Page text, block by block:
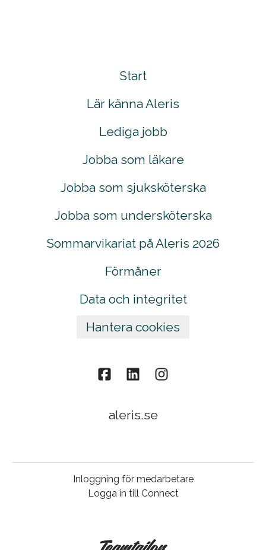
Start
Lär känna Aleris
Lediga jobb
Jobba som läkare
Jobba som sjuksköterska
Jobba som undersköterska
Sommarvikariat på Aleris 2026
Förmåner
Data och integritet
Hantera cookies
aleris.se
Inloggning för medarbetare
Logga in till Connect